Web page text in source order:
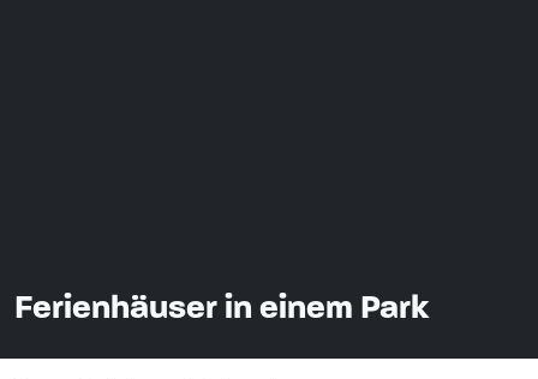
Ferienhäuser in einem Park